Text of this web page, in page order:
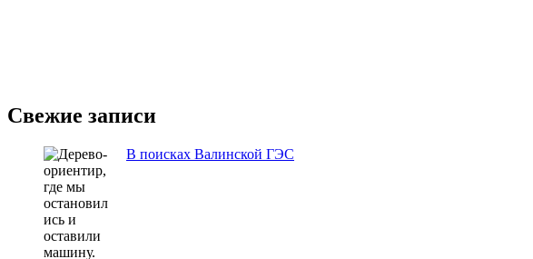
Свежие записи
В поисках Валинской ГЭС